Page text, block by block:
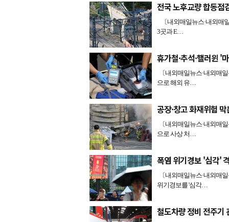
전국 노후교량 합동점
〔내외매일뉴스·내외매
3곳과 E…
휴가철·추석·핼러윈 '
〔내외매일뉴스·내외매
으로 해외 유…
공장·창고 화재위험
〔내외매일뉴스·내외매
으로 사상 처…
폭염 위기경보 '심각'
〔내외매일뉴스·내외매
위기경보를 '심각…
철도차량 정비 전주